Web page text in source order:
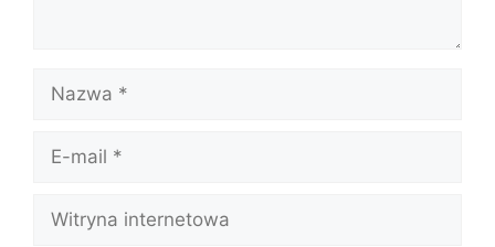
Nazwa
Witryna
internetowa